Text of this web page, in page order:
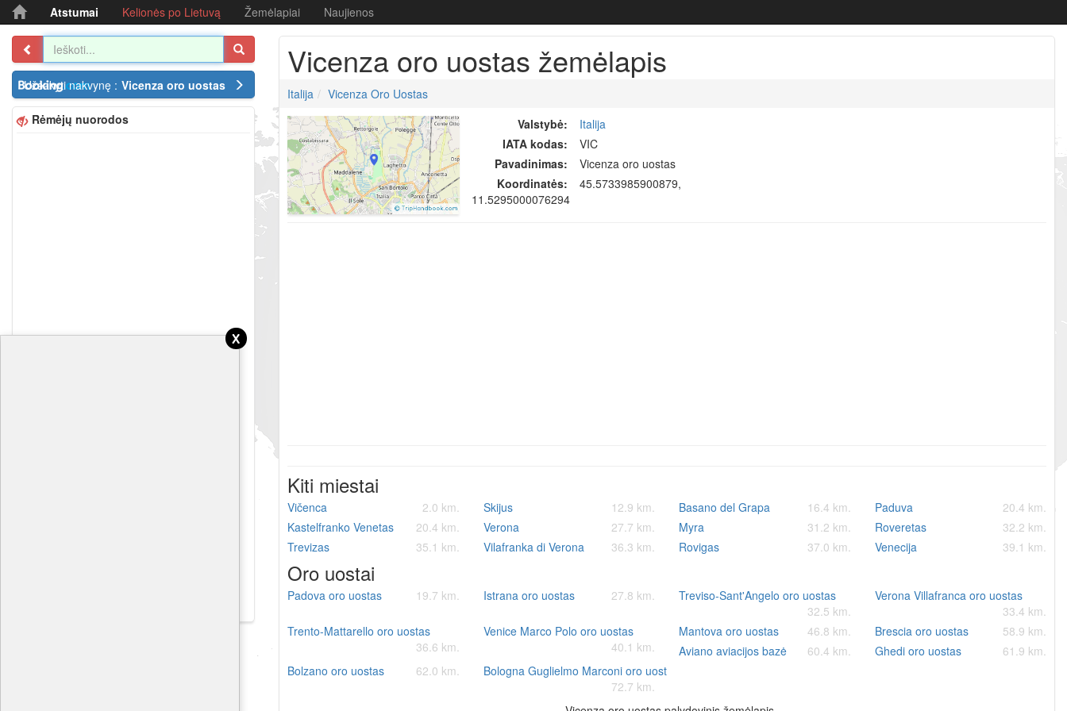
Atstumai Kelionės po Lietuvą Žemėlapiai Naujienos
Užsakyti nakvynę : Vicenza oro uostas
Rėmėjų nuorodos
Vicenza oro uostas žemėlapis
Italija
Vicenza Oro Uostas
Valstybė:
Italija
IATA kodas:
VIC
Pavadinimas:
Vicenza oro uostas
Koordinatės:
45.5733985900879,
11.5295000076294
Kiti miestai
Vičenca 2.0 km. Skijus 12.9 km. Basano del Grapa 16.4 km. Paduva
20.4 km.
Kastelfranko Venetas
20.4 km. Verona 27.7 km. Myra 31.2 km. Roveretas
32.2 km.
Trevizas
35.1 km. Vilafranka di Verona 36.3 km. Rovigas 37.0 km. Venecija 39.1 km.
Oro uostai
Padova oro uostas 19.7 km. Istrana oro uostas 27.8 km.
Treviso-Sant'Angelo oro uostas
32.5 km.
Verona Villafranca oro uostas
33.4 km.
Trento-Mattarello oro uostas
36.6 km.
Venice Marco Polo oro uostas
40.1 km.
Mantova oro uostas 46.8 km. Brescia oro uostas
58.9 km.
Aviano aviacijos bazė
60.4 km. Ghedi oro uostas
61.9 km.
Bolzano oro uostas
62.0 km.
Bologna Guglielmo Marconi oro uostas
72.7 km.
x